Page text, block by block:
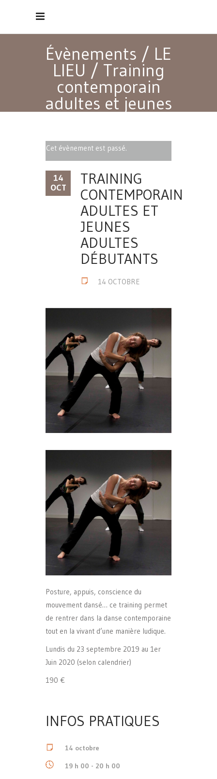
Évènements / LE
LIEU / Training
contemporain
adultes et jeunes
Cet évènement est passé.
14
OCT
TRAINING
CONTEMPORAIN
ADULTES ET
JEUNES
ADULTES
DÉBUTANTS
14 OCTOBRE
Posture, appuis, conscience du
mouvement dansé… ce training permet
de rentrer dans la danse contemporaine
tout en la vivant d’une manière ludique.
Lundis du 23 septembre 2019 au 1er
Juin 2020 (selon calendrier)
190 €
INFOS PRATIQUES
14 octobre
19 h 00 - 20 h 00